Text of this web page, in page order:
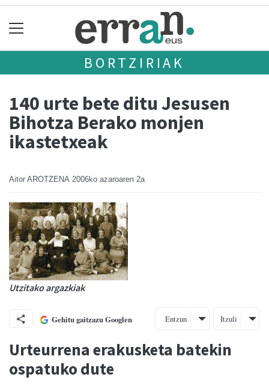
BORTZIRIAK
140 urte bete ditu Jesusen
Bihotza Berako monjen
ikastetxeak
Aitor AROTZENA 2006ko azaroaren 2a
Utzitako argazkiak
Gehitu gaitzazu Googlen Entzun Itzuli
Urteurrena erakusketa batekin
ospatuko dute